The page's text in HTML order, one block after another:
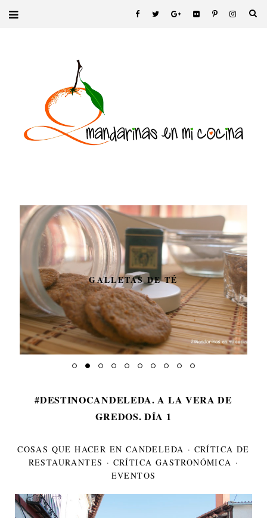
GALLETAS DE TÉ
#DESTINOCANDELEDA. A LA VERA DE
GREDOS. DÍA 1
COSAS QUE HACER EN CANDELEDA · CRÍTICA DE
RESTAURANTES · CRÍTICA GASTRONÓMICA ·
EVENTOS